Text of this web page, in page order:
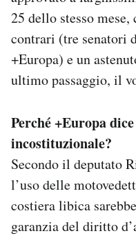
25 dello stesso
contrari (tre senatori
+Europa) e un
ultimo passaggio, il
Perché +Europa
incostituzionale?
Secondo il deputato
l’uso delle
costiera libica
garanzia del diritto